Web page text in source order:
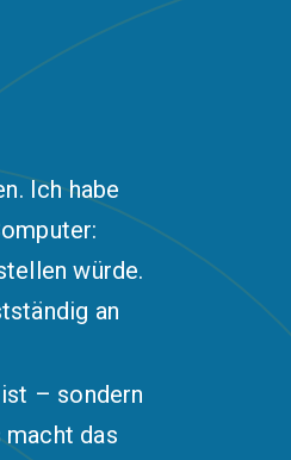
Ich habe
würde.
an
– sondern
macht das